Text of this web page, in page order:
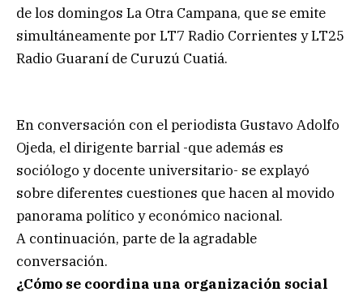
de los domingos La Otra Campana, que se emite
simultáneamente por LT7 Radio Corrientes y LT25
Radio Guaraní de Curuzú Cuatiá.
En conversación con el periodista Gustavo Adolfo
Ojeda, el dirigente barrial -que además es
sociólogo y docente universitario- se explayó
sobre diferentes cuestiones que hacen al movido
panorama político y económico nacional.
A continuación, parte de la agradable
conversación.
¿Cómo se coordina una organización social